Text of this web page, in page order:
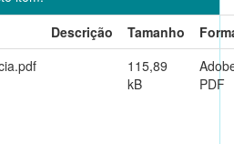
Descrição Tamanho
115,89
kB
PDF